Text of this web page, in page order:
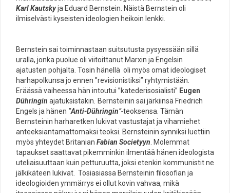
Karl Kautskyja Eduard Bernstein. Näistä Bernstein oli
ilmiselvästi kyseisten ideologien heikoin lenkki.
Bernstein sai toiminnastaan suitsutusta pysyessään sillä
uralla, jonka puolue oli viitoittanut Marxin ja Engelsin
ajatusten pohjalta. Tosin hänellä oli myös omat ideologiset
harhapolkunsa jo ennen ”revisionistiksi” ryhtymistään.
Eräässä vaiheessa hän intoutui ”katederisosialisti” Eugen
Dühringin ajatuksistakin. Bernsteinin sai järkiinsä Friedrich
Engels ja hänen ”Anti-Dühringin”-teoksensa. Tämän
Bernsteinin harharetken lukivat vastustajat ja vihamiehet
anteeksiantamattomaksi teoksi. Bernsteinin synniksi luettiin
myös yhteydet Britanian Fabian Societyyn. Molemmat
tapaukset saattavat pikemminkin ilmentää hänen ideologista
uteliaisuuttaan kuin petturuutta, joksi etenkin kommunistit ne
jälkikäteen lukivat. Tosiasiassa Bernsteinin filosofian ja
ideologioiden ymmärrys ei ollut kovin vahvaa, mikä